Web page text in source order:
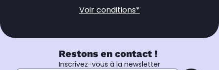
Voir conditions*
Restons en contact !
Inscrivez-vous à la newsletter